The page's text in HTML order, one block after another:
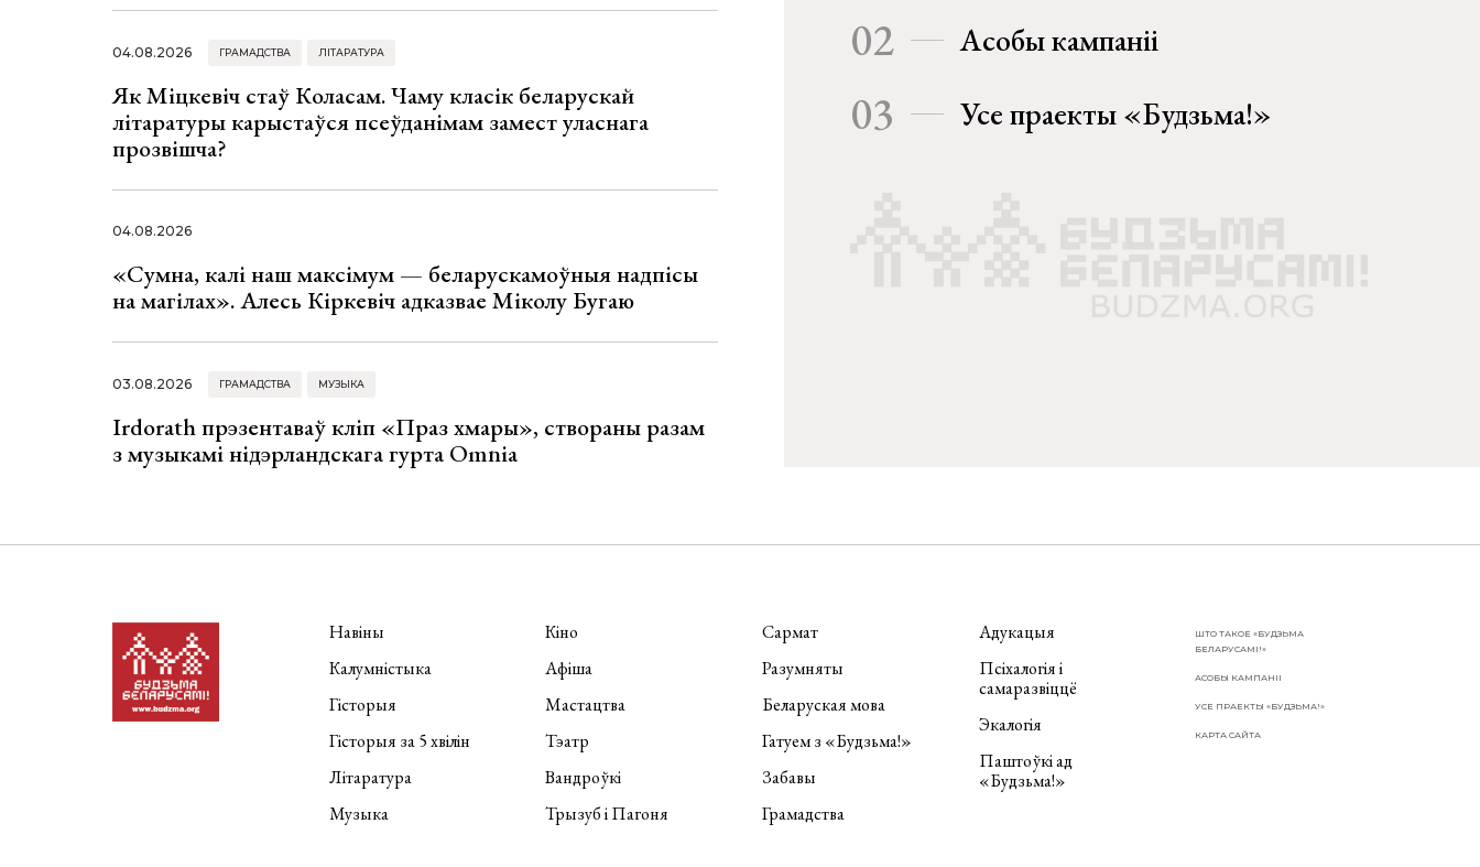
04.08.2026 ГРАМАДСТВА ЛІТАРАТУРА
Як Міцкевіч стаў Коласам. Чаму класік беларускай
літаратуры карыстаўся псеўданімам замест уласнага
прозвішча?
04.08.2026
«Сумна, калі наш максімум — беларускамоўныя надпісы
на магілах». Алесь Кіркевіч адказвае Міколу Бугаю
03.08.2026 ГРАМАДСТВА МУЗЫКА
Irdorath прэзентаваў кліп «Праз хмары», створаны разам
з музыкамі нідэрландскага гурта Omnia
02 Асобы кампаніі
03 Усе праекты «Будзьма!»
Навіны
Калумністыка
Гісторыя
Гісторыя за 5 хвілін
Літаратура
Музыка
Кіно
Афіша
Мастацтва
Тэатр
Вандроўкі
Трызуб і Пагоня
Сармат
Разумняты
Беларуская мова
Гатуем з «Будзьма!»
Забавы
Грамадства
Адукацыя
Псіхалогія і
самаразвіццё
Экалогія
Паштоўкі ад
«Будзьма!»
ШТО ТАКОЕ «БУДЗЬМА
БЕЛАРУСАМІ!»
АСОБЫ КАМПАНІІ
УСЕ ПРАЕКТЫ «БУДЗЬМА!»
КАРТА САЙТА